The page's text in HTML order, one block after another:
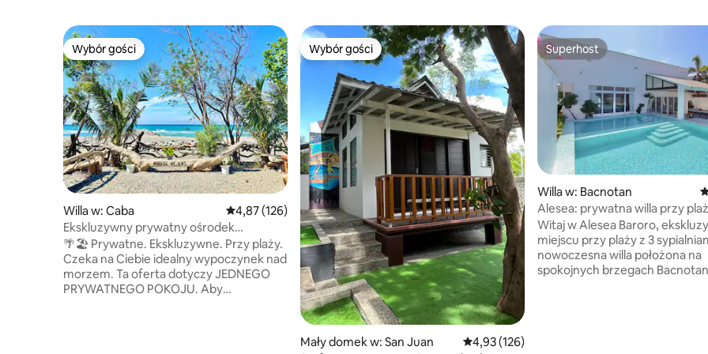
Wybór gości
Wybór gości
Willa w: Caba Średnia ocena: 4,87 na 5, liczba recenzji: 126
4,87 (126)
Ekskluzywny prywatny ośrodek
wypoczynkowy | Przy plaży | La Union
🌴🏖️ Prywatne. Ekskluzywne. Przy plaży.
Czeka na Ciebie idealny wypoczynek nad
morzem. Ta oferta dotyczy JEDNEGO
PRYWATNEGO POKOJU. Aby
Wybór gości
Wybór gości
Mały domek w: San Juan Średnia ocena: 4,93 na 5, liczba recenzji: 126
4,93 (126)
Superhost
Superhost
Willa w: Bacnotan
Alesea: prywatna willa przy
jacuzzi
Witaj w Alesea Baroro,
miejscu przy plaży z 3 sypialniami.
nowoczesna willa położona na
spokojnych brzegach